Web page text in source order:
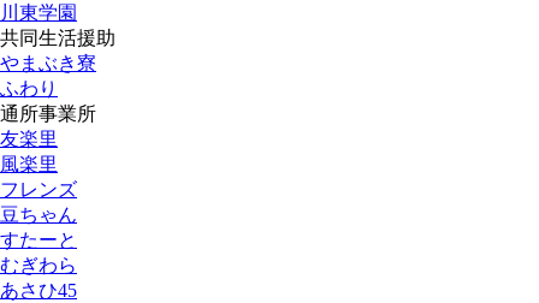
川東学園
共同生活援助
やまぶき寮
ふわり
通所事業所
友楽里
風楽里
フレンズ
豆ちゃん
すたーと
むぎわら
あさひ45